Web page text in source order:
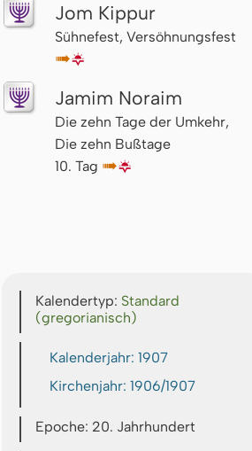
Jom Kippur
Sühnefest, Versöhnungsfest
↦🌇
Jamim Noraim
Die zehn Tage der Umkehr,
Die zehn Bußtage
10. Tag ↦🌇
Kalendertyp: Standard
(gregorianisch)
Kalenderjahr: 1907
Kirchenjahr: 1906/1907
Epoche: 20. Jahrhundert